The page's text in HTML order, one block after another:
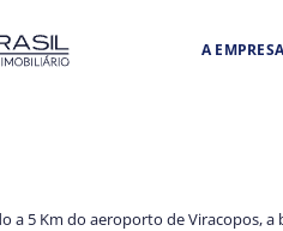
A
a 5 Km do aeroporto de Viracopos,